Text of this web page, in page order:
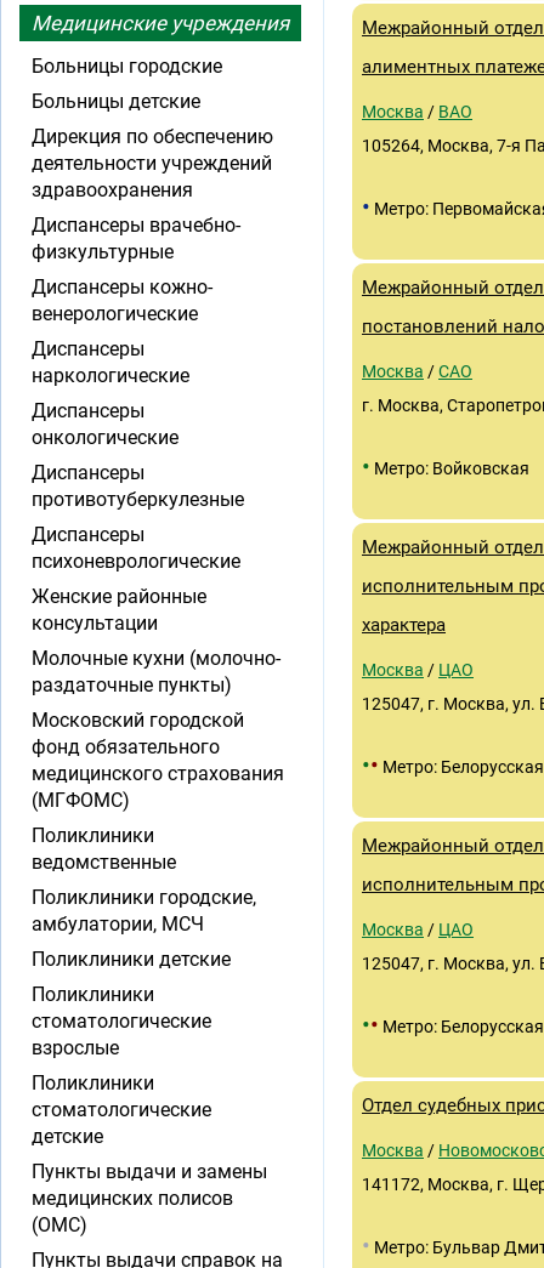
Межрайонный
алиментных
Москва / ВАО
105264, Москва, 7-я
• Метро:
Межрайонный
постановлений
Москва /САО
г. Москва,
• Метро: Войковская
Межрайонный
исполнительным
характера
Москва / ЦАО
125047, г. Москва, ул.
•• Метро: Белорусская
Межрайонный
исполнительным
Москва / ЦАО
125047, г. Москва, ул.
•• Метро: Белорусская
Отдел судебных
Москва /
141172, Москва, г.
• Метро: Бульвар
Медицинские учреждения
Больницы городские
Больницы детские
Дирекция по обеспечению
деятельности учреждений
здравоохранения
Диспансеры врачебно-
физкультурные
Диспансеры кожно-
венерологические
Диспансеры
наркологические
Диспансеры
онкологические
Диспансеры
противотуберкулезные
Диспансеры
психоневрологические
Женские районные
консультации
Молочные кухни (молочно-
раздаточные пункты)
Московский городской
фонд обязательного
медицинского страхования
(МГФОМС)
Поликлиники
ведомственные
Поликлиники городские,
амбулатории, МСЧ
Поликлиники детские
Поликлиники
стоматологические
взрослые
Поликлиники
стоматологические
детские
Пункты выдачи и замены
медицинских полисов
(ОМС)
Пункты выдачи справок на